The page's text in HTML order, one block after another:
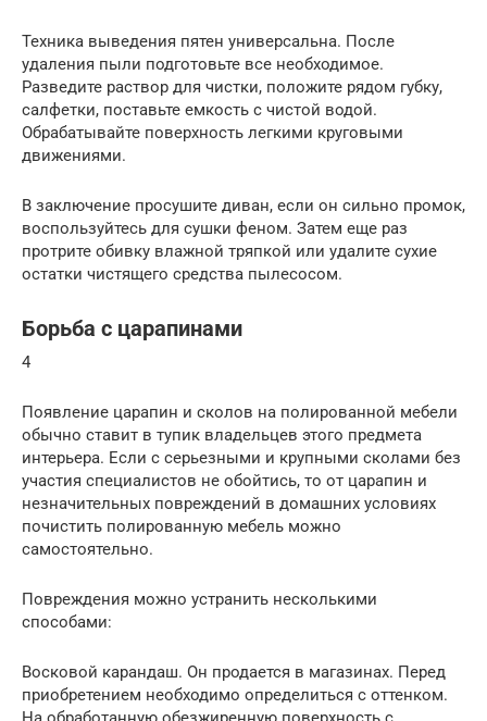
Техника выведения пятен универсальна. После
удаления пыли подготовьте все необходимое.
Разведите раствор для чистки, положите рядом губку,
салфетки, поставьте емкость с чистой водой.
Обрабатывайте поверхность легкими круговыми
движениями.
В заключение просушите диван, если он сильно промок,
воспользуйтесь для сушки феном. Затем еще раз
протрите обивку влажной тряпкой или удалите сухие
остатки чистящего средства пылесосом.
Борьба с царапинами
4
Появление царапин и сколов на полированной мебели
обычно ставит в тупик владельцев этого предмета
интерьера. Если с серьезными и крупными сколами без
участия специалистов не обойтись, то от царапин и
незначительных повреждений в домашних условиях
почистить полированную мебель можно
самостоятельно.
Повреждения можно устранить несколькими
способами:
Восковой карандаш. Он продается в магазинах. Перед
приобретением необходимо определиться с оттенком.